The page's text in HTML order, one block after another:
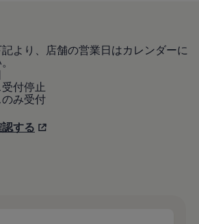
より、店舗の営業日はカレンダーに
付停止
み受付
する